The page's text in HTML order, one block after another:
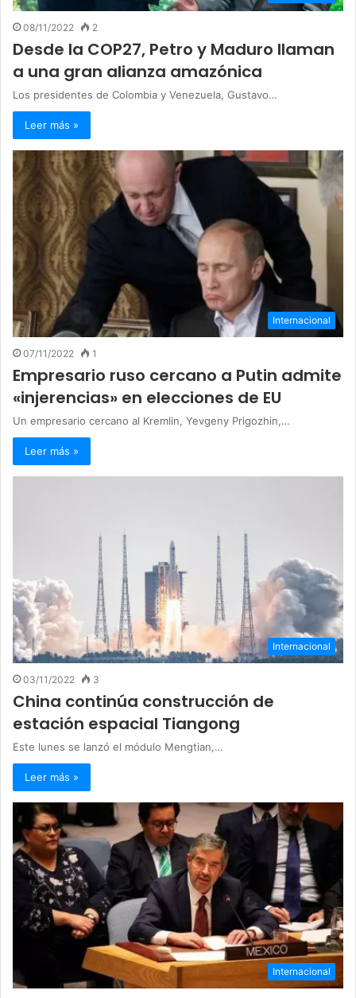
08/11/2022 2
Desde la COP27, Petro y Maduro llaman
a una gran alianza amazónica
Los presidentes de Colombia y Venezuela, Gustavo…
Leer más »
Internacional
07/11/2022 1
Empresario ruso cercano a Putin admite
«injerencias» en elecciones de EU
Un empresario cercano al Kremlin, Yevgeny Prigozhin,…
Leer más »
Internacional
03/11/2022 3
China continúa construcción de
estación espacial Tiangong
Este lunes se lanzó el módulo Mengtian,…
Leer más »
Internacional